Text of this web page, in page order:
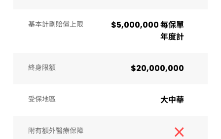
基本計劃賠償上限
$5,000,000 每保單
年度計
終身限額 $20,000,000
受保地區 大中華
附有額外醫療保障